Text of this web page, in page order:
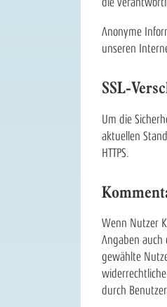
Anonyme
unseren
SSL-
Um die
aktuellen
HTTPS.
Wenn Nutzer
Angaben
gewählte
durch